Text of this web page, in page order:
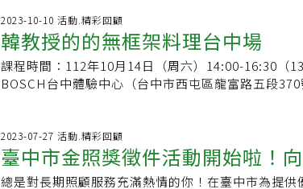
不留給兒女，設置宏恩會福利慈善基金會附設「喜願
齡：77歲●現職：宏恩醫療體系總院長、宏恩社會福
歷：中山醫學院醫學系醫學士、國立陽明大學醫務管
「植物工廠應用技術研習班」第一屆畢業●經歷：中
任編輯：陳學梅
多人，傳播疫病的機率與風險比白線斑蚊高出數倍。
銘龍表示，這項科學性的調查及推估，有助於因應氣
作為，目前埃及斑蚊尚無法傳宗接代、建立族群，監
示，因應氣候變遷的調適作為，這項監測會持續執行
法長時間生存，更別說落地生根、繁衍出穩定族群。
人類一樣，要有適合環境才能生存繁衍，埃及斑蚊雖
法長期生存繁衍、造成疫情，推測埃及斑蚊屬於境外
說，食藥署自103年至今，在全台肉品中均無驗出瘦
少見品項，對於在國營事業台糖肉品中檢出，衛福部
將持續追查西布特羅來源。專家：西布特羅毒性高出
授賴秀穗表示，西布特羅比萊克多巴胺毒性高出千倍
牛、豬、雞肉；人類攝入西布特羅恐會導致心臟相關
豬肉狀況。延伸閱讀：國產肉片驚爆檢出瘦肉精西布
取過量恐提高心血管疾病風險對於檢驗結果全為陰
說，應該去化驗和被檢出有瘦肉精同一批的豬，而不
7F 上海廳 (台中市西屯區朝富路99號) 報名連結：
https://forms.gle/9sWuKqTYSgDdhN1Q7
(polyphenols )；逆轉醇( resveratrol )；類黃峒素(
處名醫洛桑加參過去曾於粉專分享吃葡萄能斷病根。
言，其實無須拘泥顏色或品種，一定非要哪種才行，
常吃、輪流吃，對身體都是很好的。綜合來說，吃葡
預防癌化抗衰老。 淨化肝腎清除體內廢物。 含丹寧
部位常被人丟掉，葡萄皮、葡萄籽也常常進垃圾桶。
吃葡萄，不光為了美味、吃開心，連皮帶籽一起吃，
又或者你還可以連皮帶籽一起打成果汁，並在半小時
2023-10-10 活動.精彩回顧
韓教授的的無框架料理台中場
課程時間：112年10月14日（周六）14:00-16:30（
BOSCH台中體驗中心（台中市西屯區龍富路五段
驟可完成報名。1. 追蹤加入【建同文教基金會】粉絲
理課原因。3. 點選留言處的報名連結填寫資訊。報名
者將於10月11日（周三)公告於【建同文教基金會】
2023-07-27 活動.精彩回顧
臺中市金照獎徵件活動開始啦！
總是對長期照顧服務充滿熱情的你！在臺中市為提供